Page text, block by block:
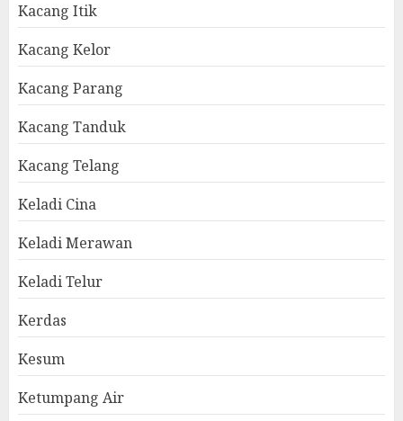
Kacang Itik
Kacang Kelor
Kacang Parang
Kacang Tanduk
Kacang Telang
Keladi Cina
Keladi Merawan
Keladi Telur
Kerdas
Kesum
Ketumpang Air